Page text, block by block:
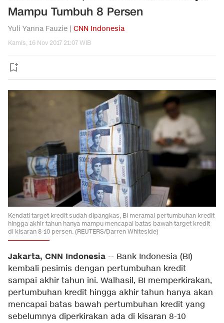
Mampu Tumbuh 8 Persen
Yuli Yanna Fauzie | CNN Indonesia
Kamis, 16 Nov 2017 21:07 WIB
Kendati target kredit sudah dipangkas, BI meramal pertumbuhan kredit
hingga akhir tahun hanya mampu mencapai batas bawah target kredit
di kisaran 8-10 persen. (REUTERS/Darren Whiteside)
Jakarta, CNN Indonesia -- Bank Indonesia (BI)
kembali pesimis dengan pertumbuhan kredit
sampai akhir tahun ini. Walhasil, BI memperkirakan,
pertumbuhan kredit hingga akhir tahun hanya akan
mencapai batas bawah pertumbuhan kredit yang
sebelumnya diperkirakan ada di kisaran 8-10